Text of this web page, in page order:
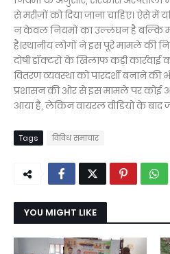
से मरीजों को दिया जाना चाहिए। ऐसे में
न केवल नियमों का उल्लंघन है बल्कि
है।स्थानीय लोगों ने इस पूरे मामले की
दोषी डॉक्टरों के खिलाफ कड़ी
वितरण व्यवस्था को पारदर्शी बनाने
प्रशासन की ओर से इस मामले पर कोई
आया है, लेकिन वायरल वीडियो के बाद
Tags विविध समाचार
YOU MIGHT LIKE